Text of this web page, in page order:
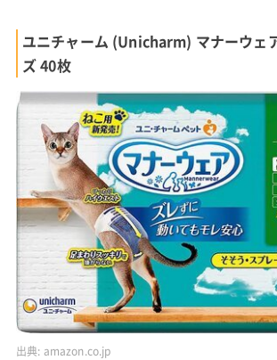
ユニチャーム (Unicharm) マナーウェ
ズ 40枚
出典: amazon.co.jp